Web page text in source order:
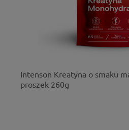
Intenson Kreatyna o smaku
proszek 260g